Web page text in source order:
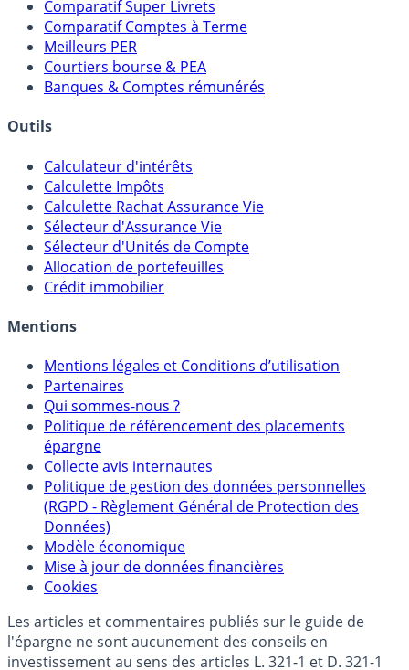
Comparatif Super Livrets
Comparatif Comptes à Terme
Meilleurs PER
Courtiers bourse & PEA
Banques & Comptes rémunérés
Outils
Calculateur d'intérêts
Calculette Impôts
Calculette Rachat Assurance Vie
Sélecteur d'Assurance Vie
Sélecteur d'Unités de Compte
Allocation de portefeuilles
Crédit immobilier
Mentions
Mentions légales et Conditions d’utilisation
Partenaires
Qui sommes-nous ?
Politique de référencement des placements
épargne
Collecte avis internautes
Politique de gestion des données personnelles
(RGPD - Règlement Général de Protection des
Données)
Modèle économique
Mise à jour de données financières
Cookies
Les articles et commentaires publiés sur le guide de
l'épargne ne sont aucunement des conseils en
investissement au sens des articles L. 321-1 et D. 321-1